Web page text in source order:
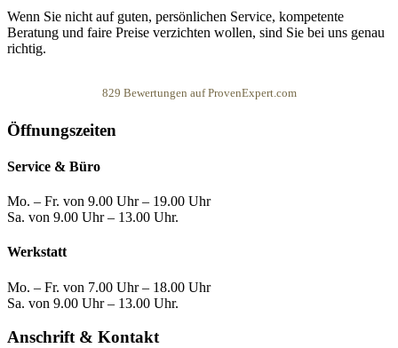
Wenn Sie nicht auf guten, persönlichen Service, kompetente
Beratung und faire Preise verzichten wollen, sind Sie bei uns genau
richtig.
829 Bewertungen auf ProvenExpert.com
Öffnungszeiten
Service & Büro
Mo. – Fr. von 9.00 Uhr – 19.00 Uhr
Sa. von 9.00 Uhr – 13.00 Uhr.
Werkstatt
Mo. – Fr. von 7.00 Uhr – 18.00 Uhr
Sa. von 9.00 Uhr – 13.00 Uhr.
Anschrift & Kontakt